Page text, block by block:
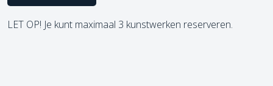
LET OP! Je kunt maximaal 3 kunstwerken reserveren.